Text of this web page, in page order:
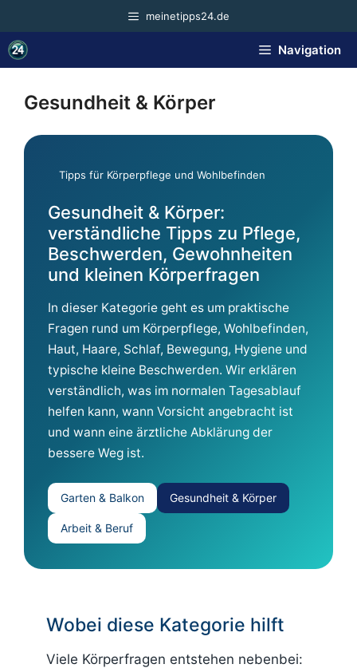
springen
meinetipps24.de
Navigation
Gesundheit & Körper
Tipps für Körperpflege und Wohlbefinden
Gesundheit & Körper:
verständliche Tipps zu Pflege,
Beschwerden, Gewohnheiten
und kleinen Körperfragen
In dieser Kategorie geht es um praktische
Fragen rund um Körperpflege, Wohlbefinden,
Haut, Haare, Schlaf, Bewegung, Hygiene und
typische kleine Beschwerden. Wir erklären
verständlich, was im normalen Tagesablauf
helfen kann, wann Vorsicht angebracht ist
und wann eine ärztliche Abklärung der
bessere Weg ist.
Garten & Balkon Gesundheit & Körper
Arbeit & Beruf
Wobei diese Kategorie hilft
Viele Körperfragen entstehen nebenbei: